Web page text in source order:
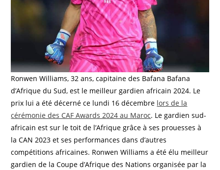
Ronwen Williams, 32 ans, capitaine des Bafana Bafana
d’Afrique du Sud, est le meilleur gardien africain 2024. Le
prix lui a été décerné ce lundi 16 décembre lors de la
cérémonie des CAF Awards 2024 au Maroc. Le gardien sud-
africain est sur le toit de l’Afrique grâce à ses prouesses à
la CAN 2023 et ses performances dans d’autres
compétitions africaines. Ronwen Williams a été élu meilleur
gardien de la Coupe d’Afrique des Nations organisée par la